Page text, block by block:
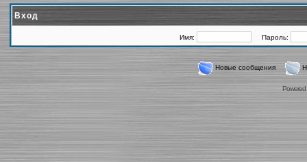
Вход
Имя: Пароль:
Новые сообщения